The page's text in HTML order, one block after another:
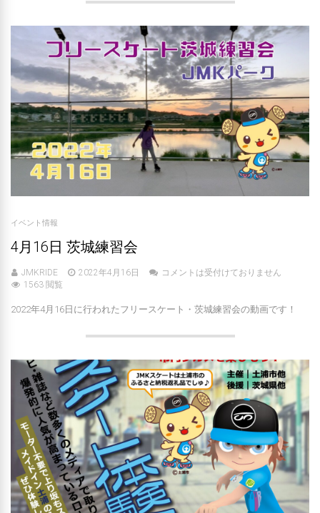
イベント情報
4月16日 茨城練習会
JMKRIDE 2022年4月16日
コメントは受付けておりません
1563 閲覧
2022年4月16日に行われたフリースケート・茨城練習会の動画です！